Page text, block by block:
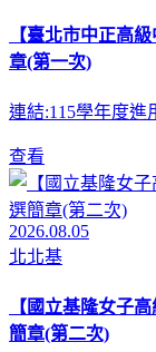
【臺北市中正高
章(第一次)
連結:115學年度進
查看
2026.08.05
北北基
【國立基隆女子
簡章(第二次)